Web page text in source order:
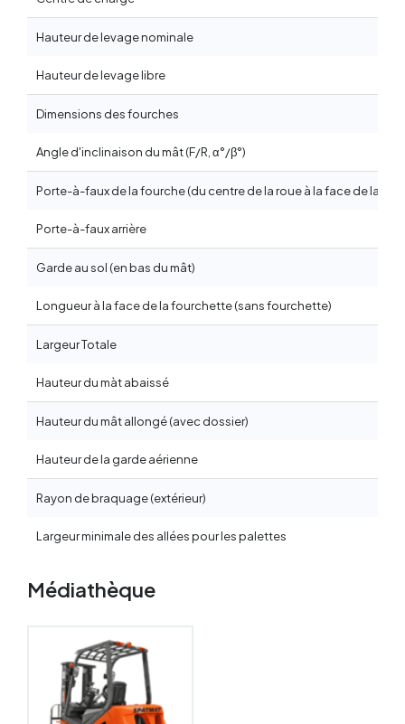
Hauteur de levage nominale
Hauteur de levage libre
Dimensions des fourches
Angle d'inclinaison du mât (F/R, α°/β°)
Porte-à-faux de la fourche (du centre de la roue à la face de la
Porte-à-faux arrière
Garde au sol (en bas du mât)
Longueur à la face de la fourchette (sans fourchette)
Largeur Totale
Hauteur du màt abaissé
Hauteur du mât allongé (avec dossier)
Hauteur de la garde aérienne
Rayon de braquage (extérieur)
Largeur minimale des allées pour les palettes
Médiathèque